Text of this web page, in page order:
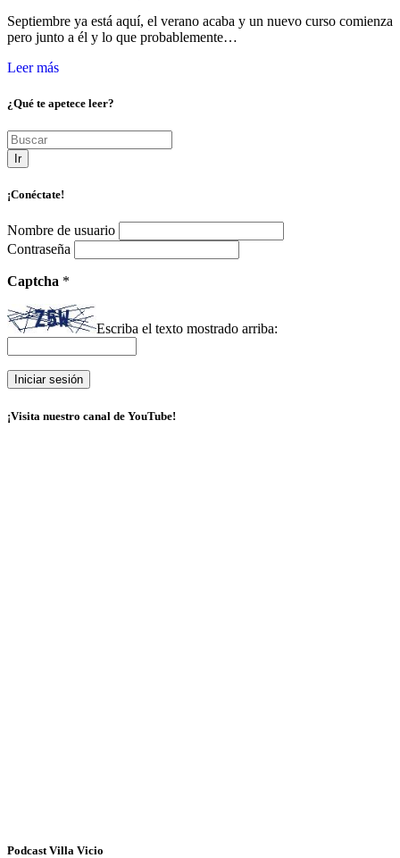
Septiembre ya está aquí, el verano acaba y un nuevo curso comienza
pero junto a él y lo que probablemente…
Leer más
¿Qué te apetece leer?
Ir
¡Conéctate!
Nombre de usuario
Contraseña
Captcha *
Escriba el texto mostrado arriba:
¡Visita nuestro canal de YouTube!
Podcast Villa Vicio